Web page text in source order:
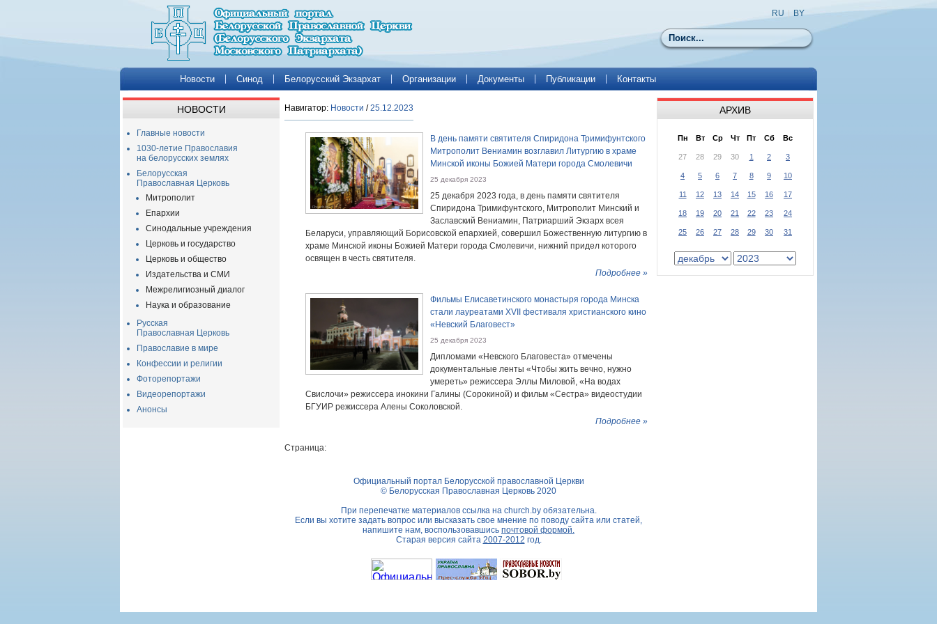
Поиск
RU BY
Новости Синод Белорусский Экзархат Организации Документы Публикации Контакты
НОВОСТИ
Главные новости
1030-летие Православия
на белорусских землях
Белорусская
Православная Церковь
Митрополит
Епархии
Синодальные учреждения
Церковь и государство
Церковь и общество
Издательства и СМИ
Межрелигиозный диалог
Наука и образование
Русская
Православная Церковь
Православие в мире
Конфессии и религии
Фоторепортажи
Видеорепортажи
Анонсы
Навигатор: Новости /25.12.2023
В день памяти святителя Спиридона Тримифунтского
Митрополит Вениамин возглавил Литургию в храме
Минской иконы Божией Матери города Смолевичи
25 декабря 2023
25 декабря 2023 года, в день памяти святителя
Спиридона Тримифунтского, Митрополит Минский и
Заславский Вениамин, Патриарший Экзарх всея
Беларуси, управляющий Борисовской епархией, совершил Божественную литургию в
храме Минской иконы Божией Матери города Смолевичи, нижний придел которого
освящен в честь святителя.
Подробнее »
Фильмы Елисаветинского монастыря города Минска
стали лауреатами XVII фестиваля христианского кино
«Невский Благовест»
25 декабря 2023
Дипломами «Невского Благовеста» отмечены
документальные ленты «Чтобы жить вечно, нужно
умереть» режиссера Эллы Миловой, «На водах
Свислочи» режиссера инокини Галины (Сорокиной) и фильм «Сестра» видеостудии
БГУИР режиссера Алены Соколовской.
Подробнее »
Страница:
АРХИВ
Пн Вт Ср Чт Пт Сб Вс
27 28 29 30 1 2 3
4 5 6 7 8 9 10
11 12 13 14 15 16 17
18 19 20 21 22 23 24
25 26 27 28 29 30 31
Официальный портал Белорусской православной Церкви
© Белорусская Православная Церковь 2020
При перепечатке материалов ссылка на church.byобязательна.
Если вы хотите задать вопрос или высказать свое мнение по поводу сайта или статей,
напишите нам, воспользовавшись почтовой формой.
Старая версия сайта 2007-2012 год.